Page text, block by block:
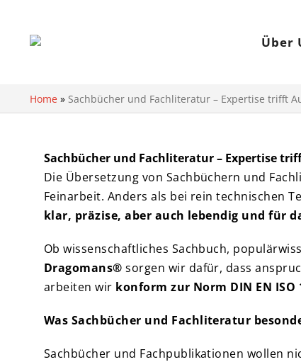
Über
Home » Sachbücher und Fachliteratur – Expertise trifft
Sachbücher und Fachliteratur – Expertise
Die Übersetzung von Sachbüchern und
Feinarbeit. Anders als bei rein technischen
klar, präzise, aber auch lebendig und für
Ob wissenschaftliches Sachbuch,
Dragomans® sorgen wir dafür, dass
arbeiten wir konform zur Norm DIN EN ISO
Was Sachbücher und Fachliteratur
Sachbücher und Fachpublikationen wollen